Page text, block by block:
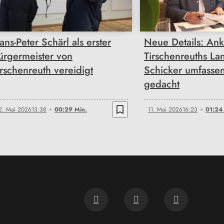
Peter Schärl als erster
von
vereidigt
Mai 202613:38 00:29 Min. bookmark_border
Neue Details:
Tirschenreuths
Schicker
gedacht
11. Mai 202616:23 01:24